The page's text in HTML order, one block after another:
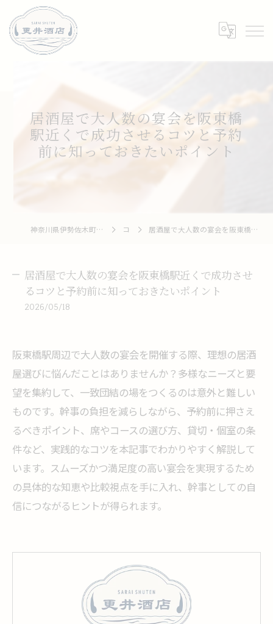
居酒屋で大人数の宴会を阪東橋
駅近くで成功させるコツと予約
前に知っておきたいポイント
神奈川県伊勢佐木町周辺の居酒屋なら和牛 To 釆菜 更井酒店 コラム 居酒屋で大人数の宴会を阪東橋駅近くで成功させるコツと予約前に知っておきたいポイント
居酒屋で大人数の宴会を阪東橋駅近くで成功させ
るコツと予約前に知っておきたいポイント
2026/05/18
阪東橋駅周辺で大人数の宴会を開催する際、理想の居酒
屋選びに悩んだことはありませんか？多様なニーズと要
望を集約して、一致団結の場をつくるのは意外と難しい
ものです。幹事の負担を減らしながら、予約前に押さえ
るべきポイント、席やコースの選び方、貸切・個室の条
件など、実践的なコツを本記事でわかりやすく解説して
います。スムーズかつ満足度の高い宴会を実現するため
の具体的な知恵や比較視点を手に入れ、幹事としての自
信につながるヒントが得られます。